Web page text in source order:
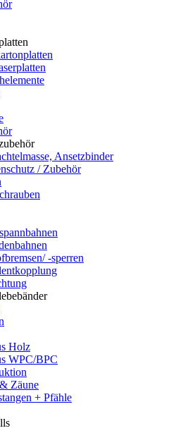
Ansetzbinder
/ Zubehör
-sperren
Holz
WPC/BPC
Zäune
+ Pfähle